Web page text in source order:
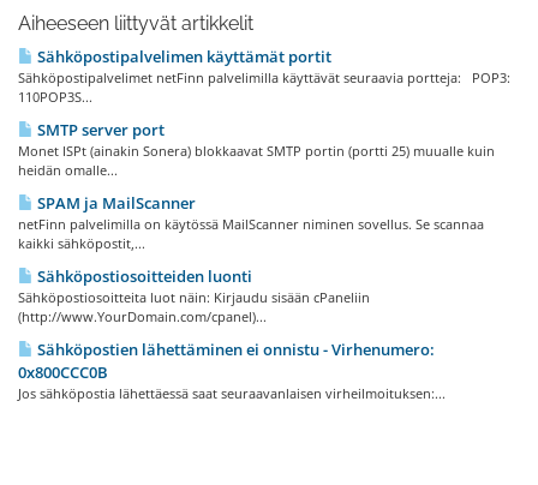
Aiheeseen liittyvät artikkelit
Sähköpostipalvelimen käyttämät portit
Sähköpostipalvelimet netFinn palvelimilla käyttävät seuraavia portteja: POP3:
110POP3S...
SMTP server port
Monet ISPt (ainakin Sonera) blokkaavat SMTP portin (portti 25) muualle kuin
heidän omalle...
SPAM ja MailScanner
netFinn palvelimilla on käytössä MailScanner niminen sovellus. Se scannaa
kaikki sähköpostit,...
Sähköpostiosoitteiden luonti
Sähköpostiosoitteita luot näin: Kirjaudu sisään cPaneliin
(http://www.YourDomain.com/cpanel)...
Sähköpostien lähettäminen ei onnistu - Virhenumero:
0x800CCC0B
Jos sähköpostia lähettäessä saat seuraavanlaisen virheilmoituksen:...